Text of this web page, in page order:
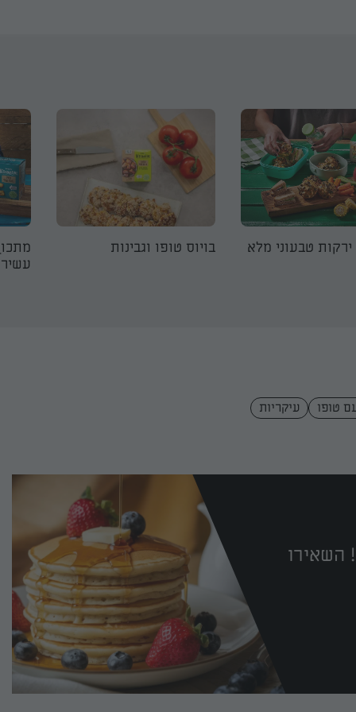
טבעוני מלא בויוס טופו וגבינות
טופו עיקריות
השאירו